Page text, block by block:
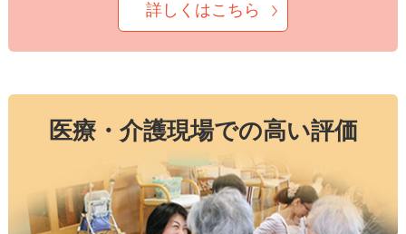
詳しくはこちら
医療・介護現場での高い評価